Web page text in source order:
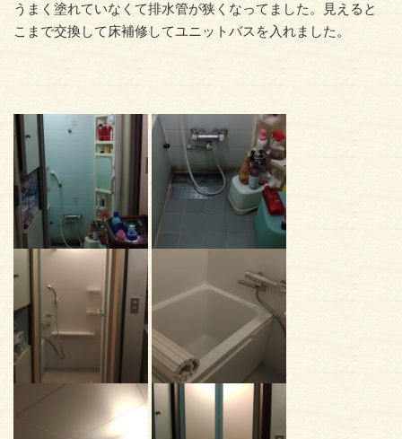
うまく塗れていなくて排水管が狭くなってました。見えると
こまで交換して床補修してユニットバスを入れました。